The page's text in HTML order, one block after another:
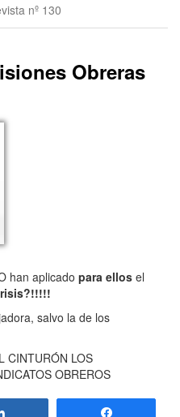
nº 130
Obreras
han aplicado para ellos el
salvo la de los
CINTURÓN LOS
OBREROS